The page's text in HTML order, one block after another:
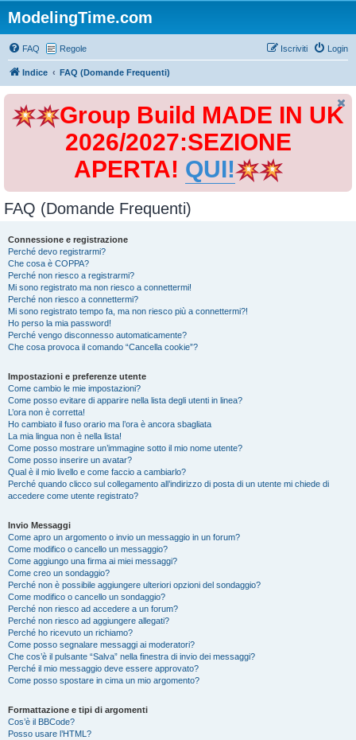
ModelingTime.com
FAQ Regole Login
Iscriviti
Indice FAQ (Domande Frequenti)
Group Build MADE IN UK
2026/2027:SEZIONE
APERTA! QUI!
FAQ (Domande Frequenti)
Connessione e registrazione
Perché devo registrarmi?
Che cosa è COPPA?
Perché non riesco a registrarmi?
Mi sono registrato ma non riesco a connettermi!
Perché non riesco a connettermi?
Mi sono registrato tempo fa, ma non riesco più a connettermi?!
Ho perso la mia password!
Perché vengo disconnesso automaticamente?
Che cosa provoca il comando “Cancella cookie”?
Impostazioni e preferenze utente
Come cambio le mie impostazioni?
Come posso evitare di apparire nella lista degli utenti in linea?
L’ora non è corretta!
Ho cambiato il fuso orario ma l’ora è ancora sbagliata
La mia lingua non è nella lista!
Come posso mostrare un’immagine sotto il mio nome utente?
Come posso inserire un avatar?
Qual è il mio livello e come faccio a cambiarlo?
Perché quando clicco sul collegamento all’indirizzo di posta di un utente mi chiede di
accedere come utente registrato?
Invio Messaggi
Come apro un argomento o invio un messaggio in un forum?
Come modifico o cancello un messaggio?
Come aggiungo una firma ai miei messaggi?
Come creo un sondaggio?
Perché non è possibile aggiungere ulteriori opzioni del sondaggio?
Come modifico o cancello un sondaggio?
Perché non riesco ad accedere a un forum?
Perché non riesco ad aggiungere allegati?
Perché ho ricevuto un richiamo?
Come posso segnalare messaggi ai moderatori?
Che cos’è il pulsante “Salva” nella finestra di invio dei messaggi?
Perché il mio messaggio deve essere approvato?
Come posso spostare in cima un mio argomento?
Formattazione e tipi di argomenti
Cos’è il BBCode?
Posso usare l’HTML?